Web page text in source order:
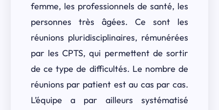
femme, les professionnels de santé, les
personnes très âgées. Ce sont les
réunions pluridisciplinaires, rémunérées
par les CPTS, qui permettent de sortir
de ce type de difficultés. Le nombre de
réunions par patient est au cas par cas.
L’équipe a par ailleurs systématisé